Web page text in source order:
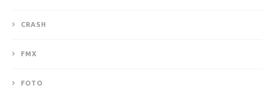
CRASH
FMX
FOTO